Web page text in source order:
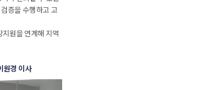
증을 수행하고 고
원을 연계해 지역
원경 이사